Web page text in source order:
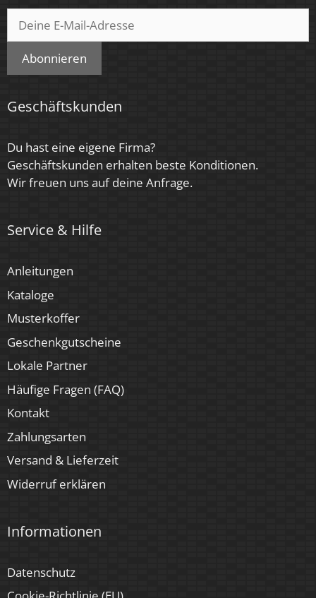
4 Jahre
Abonnieren
Geschäftskunden
Du hast eine eigene Firma?
Geschäftskunden erhalten beste Konditionen.
Wir freuen uns auf deine Anfrage.
Service & Hilfe
Anleitungen
Kataloge
Musterkoffer
Geschenkgutscheine
Lokale Partner
Häufige Fragen (FAQ)
Kontakt
Zahlungsarten
Versand & Lieferzeit
Widerruf erklären
Informationen
Datenschutz